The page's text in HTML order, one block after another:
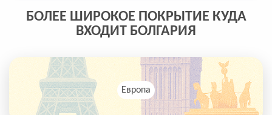
БОЛЕЕ ШИРОКОЕ ПОКРЫТИЕ КУДА
ВХОДИТ БОЛГАРИЯ
Европа